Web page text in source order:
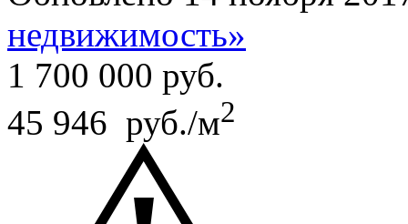
недвижимость»
1 700 000 руб.
45 946 руб./м2